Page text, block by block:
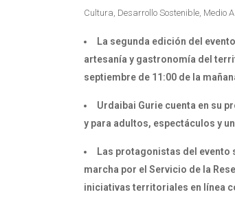
Cultura, Desarrollo Sostenible, Medio
La segunda edición del
artesanía y gastronomía del
septiembre de 11:00 de la
Urdaibai Gurie cuenta en su
y para adultos, espectáculos y
Las protagonistas del
marcha por el Servicio de la
iniciativas territoriales en línea